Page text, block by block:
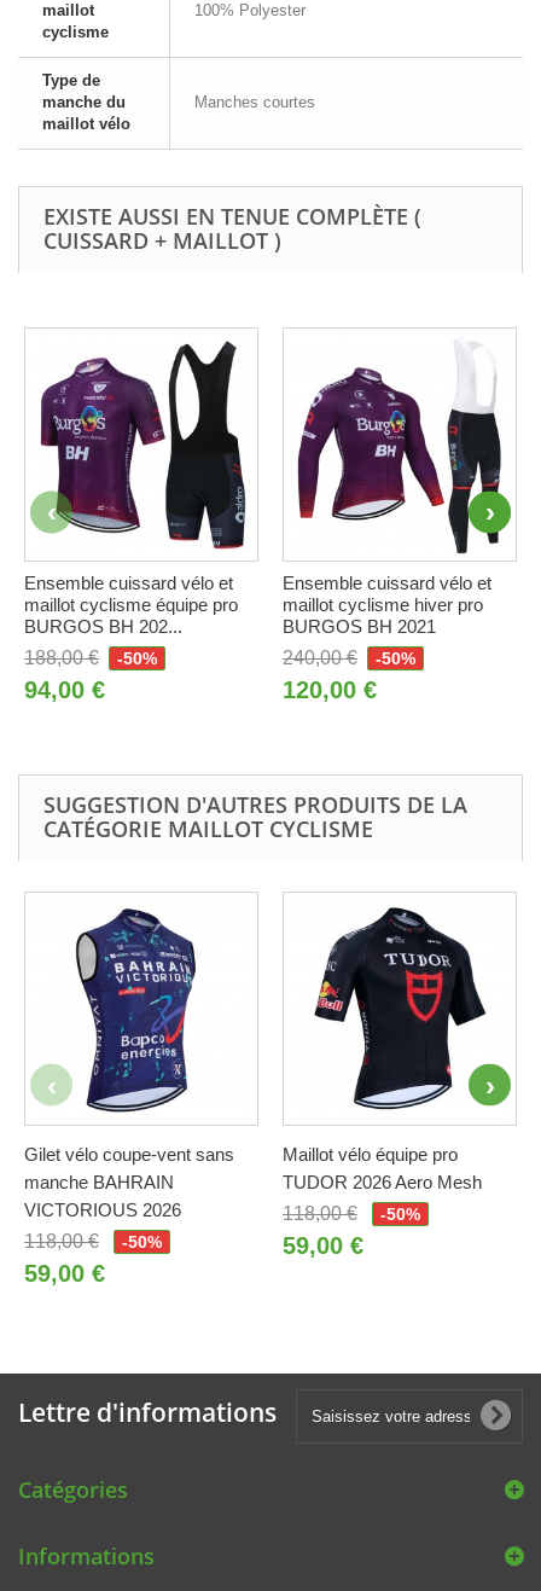
maillot
cyclisme
100% Polyester
Type de
manche du
maillot vélo
Manches courtes
EXISTE AUSSI EN TENUE COMPLÈTE (
CUISSARD + MAILLOT )
Ensemble cuissard vélo et
maillot cyclisme équipe pro
BURGOS BH 202...
188,00 €
-50%
94,00 €
Ensemble cuissard vélo et
maillot cyclisme hiver pro
BURGOS BH 2021
240,00 €
-50%
120,00 €
SUGGESTION D'AUTRES PRODUITS DE LA
CATÉGORIE MAILLOT CYCLISME
Gilet vélo coupe-vent sans
manche BAHRAIN
VICTORIOUS 2026
118,00 €
-50%
59,00 €
Maillot vélo équipe pro
TUDOR 2026 Aero Mesh
118,00 €
-50%
59,00 €
Lettre d'informations
Catégories
Informations